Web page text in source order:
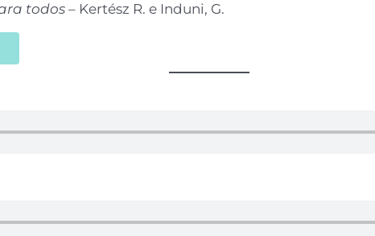
todos – Kertész R. e Induni, G.